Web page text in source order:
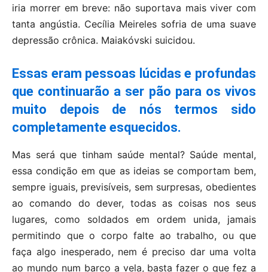
iria morrer em breve: não suportava mais viver com
tanta angústia. Cecília Meireles sofria de uma suave
depressão crônica. Maiakóvski suicidou.
Essas eram pessoas lúcidas e profundas
que continuarão a ser pão para os vivos
muito depois de nós termos sido
completamente esquecidos.
Mas será que tinham saúde mental? Saúde mental,
essa condição em que as ideias se comportam bem,
sempre iguais, previsíveis, sem surpresas, obedientes
ao comando do dever, todas as coisas nos seus
lugares, como soldados em ordem unida, jamais
permitindo que o corpo falte ao trabalho, ou que
faça algo inesperado, nem é preciso dar uma volta
ao mundo num barco a vela, basta fazer o que fez a